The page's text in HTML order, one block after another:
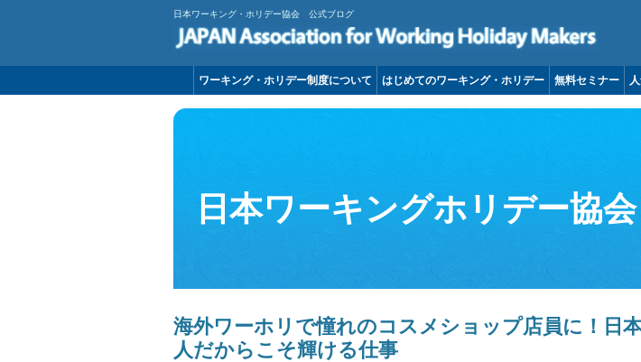
日本ワーキング・ホリデー協会 公式ブログ
コン
ワーキング・ホリデー制度について はじめてのワーキング・ホリデー 無料セミナー
日本ワーキングホリデー協
海外ワーホリで憧れのコスメショップ店員に！日
人だからこそ輝ける仕事